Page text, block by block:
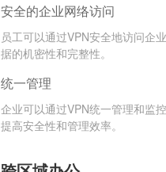
安全的企业网络访问
员工可以通过VPN安全地访问企
据的机密性和完整性。
统一管理
企业可以通过VPN统一管理和监
提高安全性和管理效率。